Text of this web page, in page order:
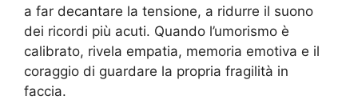
a far decantare la tensione, a ridurre il suono
dei ricordi più acuti. Quando l’umorismo è
calibrato, rivela empatia, memoria emotiva e il
coraggio di guardare la propria fragilità in
faccia.